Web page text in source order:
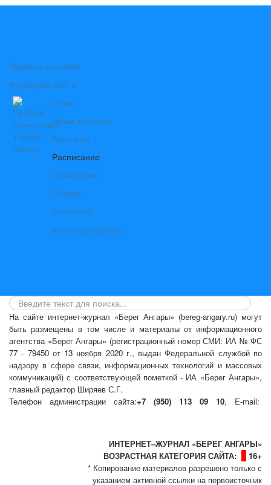
Реклама на сайте
Аудитория сайта
О нас
Наши контакты
Вакансии
Расписание
Электрички
Поезда
Самолеты
Купить авиабилет
На сайте интернет-журнал «Берег Ангары» (bereg-angary.ru) могут
быть размещены в том числе и материалы от информационного
агентства «Берег Ангары» (регистрационный номер СМИ: ИА № ФС
77 - 79450 от 13 ноября 2020 г., выдан Федеральной службой по
надзору в сфере связи, информационных технологий и массовых
коммуникаций) с соответствующей пометкой - ИА «Берег Ангары»,
главный редактор Ширяев С.Г.
Телефон администрации сайта:+7 (950) 113 09 10, E-mail:
ИНТЕРНЕТ–ЖУРНАЛ «БЕРЕГ АНГАРЫ»
ВОЗРАСТНАЯ КАТЕГОРИЯ САЙТА:
16+
* Копирование материалов разрешено только с
указанием активной ссылки на первоисточник